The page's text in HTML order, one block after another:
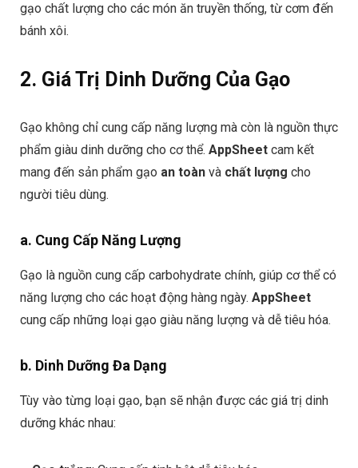
gạo chất lượng cho các món ăn truyền thống, từ cơm đến
bánh xôi.
2. Giá Trị Dinh Dưỡng Của Gạo
Gạo không chỉ cung cấp năng lượng mà còn là nguồn thực
phẩm giàu dinh dưỡng cho cơ thể. AppSheet cam kết
mang đến sản phẩm gạo an toàn và chất lượng cho
người tiêu dùng.
a. Cung Cấp Năng Lượng
Gạo là nguồn cung cấp carbohydrate chính, giúp cơ thể có
năng lượng cho các hoạt động hàng ngày. AppSheet
cung cấp những loại gạo giàu năng lượng và dễ tiêu hóa.
b. Dinh Dưỡng Đa Dạng
Tùy vào từng loại gạo, bạn sẽ nhận được các giá trị dinh
dưỡng khác nhau: